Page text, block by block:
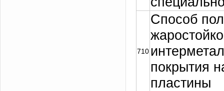
710
Способ
покрытия
пластины